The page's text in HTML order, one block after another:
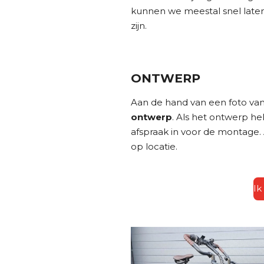
kunnen we meestal snel
zijn.
ONTWERP
Aan de hand van een foto
ontwerp. Als het ontwerp
afspraak in voor de
op locatie.
Ik